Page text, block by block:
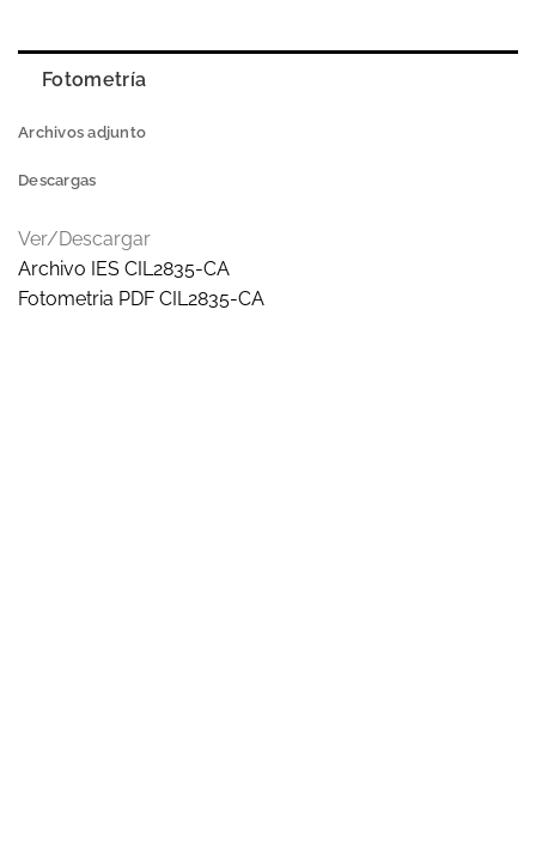
Fotometría
Archivos adjunto
Descargas
Ver/Descargar
Archivo IES CIL2835-CA
Fotometria PDF CIL2835-CA